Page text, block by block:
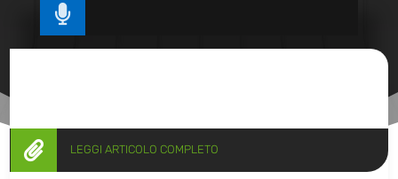

 LEGGI ARTICOLO COMPLETO